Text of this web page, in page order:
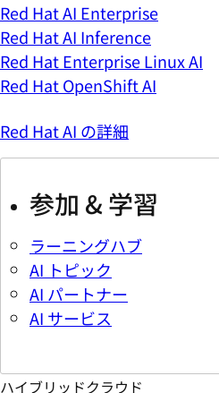
Red Hat AI Enterprise
Red Hat AI Inference
Red Hat Enterprise Linux AI
Red Hat OpenShift AI
Red Hat AI の詳細
参加 & 学習
ラーニングハブ
AI トピック
AI パートナー
AI サービス
ハイブリッドクラウド